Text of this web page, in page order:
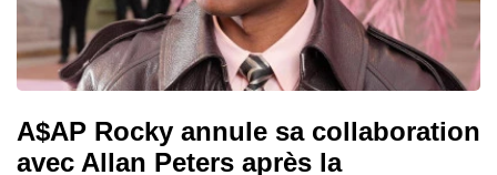
A$AP Rocky annule sa collaboration
avec Allan Peters après la